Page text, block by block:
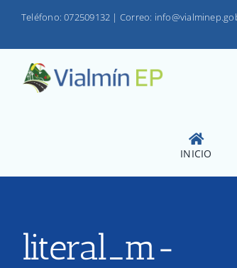
Teléfono: 072509132 | Correo:
INICIO
literal_m-